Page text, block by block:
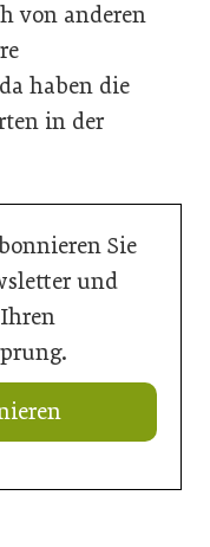
von anderen
haben die
in der
Sie
und